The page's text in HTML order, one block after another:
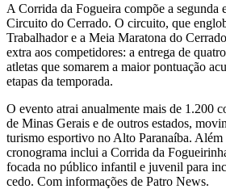
A Corrida da Fogueira compõe a segunda
Circuito do Cerrado. O circuito, que
Trabalhador e a Meia Maratona do
extra aos competidores: a entrega de
atletas que somarem a maior pontuação
etapas da temporada.
O evento atrai anualmente mais de 1.200
de Minas Gerais e de outros estados,
turismo esportivo no Alto Paranaíba.
cronograma inclui a Corrida da
focada no público infantil e juvenil para
cedo. Com informações de Patro News.